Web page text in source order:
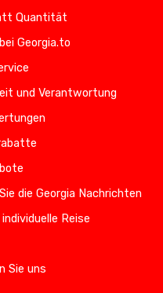
Quantität
Georgia.to
und Verantwortung
die Georgia Nachrichten
Reise
Sie uns